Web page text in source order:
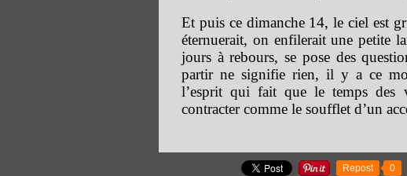
Et puis ce dimanche 14, le ciel est
éternuerait, on enfilerait une petite
jours à rebours, se pose des
partir ne signifie rien, il y a ce
l’esprit qui fait que le temps des
contracter comme le soufflet d’un
Repost 0